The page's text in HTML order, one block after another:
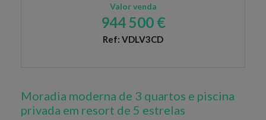
Valor venda
944 500 €
Ref: VDLV3CD
Moradia moderna de 3 quartos e piscina
privada em resort de 5 estrelas